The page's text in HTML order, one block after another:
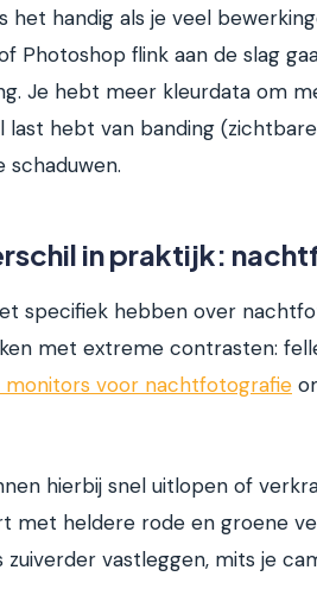
het handig als je veel
Photoshop flink aan de slag
Je hebt meer kleurdata om
last hebt van banding
schaduwen.
in praktijk:
specifiek hebben over
met extreme contrasten:
monitors voor nachtfotografie
hierbij snel uitlopen of
met heldere rode en groene
zuiverder vastleggen, mits je